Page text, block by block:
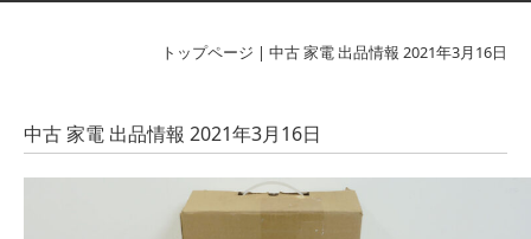
トップページ |中古 家電 出品情報 2021年3月16日
中古 家電 出品情報 2021年3月16日